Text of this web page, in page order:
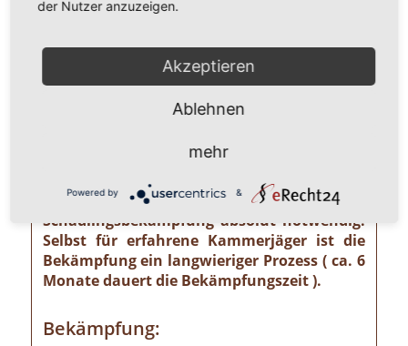
unterschätzendes gesundheitliches und
z. B. von der Pharaoameise. Die
Pharaoameise gehört zu den gefährlichsten
Ameisenarten überhaupt. Ursprünglich in
Indien beheimatet, ist sie mittlerweile
verhältnismäßig klein und sieht
bernsteingelb aus. Sollten Sie solch eine
Ameise sehen, ist eine professionelle
Schädlingsbekämpfung absolut notwendig!
Selbst für erfahrene Kammerjäger ist die
Bekämpfung ein langwieriger Prozess ( ca. 6
Monate dauert die Bekämpfungszeit ).
Bekämpfung:
der Nutzer anzuzeigen.
Akzeptieren
Ablehnen
mehr
Powered by &